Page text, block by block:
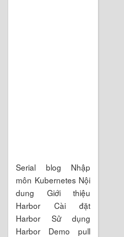
Serial blog Nhập
môn Kubernetes Nội
dung Giới thiệu
Harbor Cài đặt
Harbor Sử dụng
Harbor Demo pull